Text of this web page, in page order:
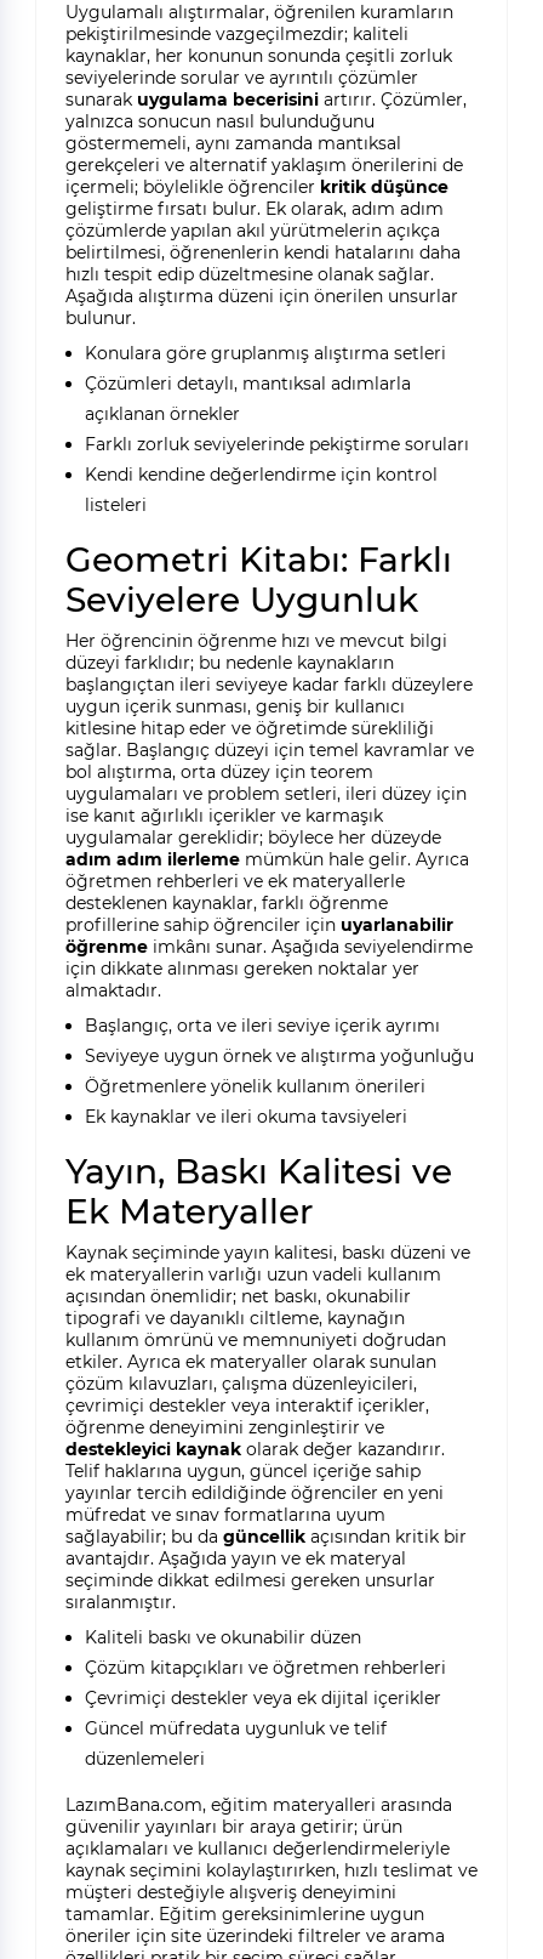
Uygulamalı alıştırmalar, öğrenilen kuramların
pekiştirilmesinde vazgeçilmezdir; kaliteli
kaynaklar, her konunun sonunda çeşitli zorluk
seviyelerinde sorular ve ayrıntılı çözümler
sunarak uygulama becerisiniartırır. Çözümler,
yalnızca sonucun nasıl bulunduğunu
göstermemeli, aynı zamanda mantıksal
gerekçeleri ve alternatif yaklaşım önerilerini de
içermeli; böylelikle öğrenciler kritik düşünce
geliştirme fırsatı bulur. Ek olarak, adım adım
çözümlerde yapılan akıl yürütmelerin açıkça
belirtilmesi, öğrenenlerin kendi hatalarını daha
hızlı tespit edip düzeltmesine olanak sağlar.
Aşağıda alıştırma düzeni için önerilen unsurlar
bulunur.
Konulara göre gruplanmış alıştırma setleri
Çözümleri detaylı, mantıksal adımlarla
açıklanan örnekler
Farklı zorluk seviyelerinde pekiştirme soruları
Kendi kendine değerlendirme için kontrol
listeleri
Geometri Kitabı: Farklı
Seviyelere Uygunluk
Her öğrencinin öğrenme hızı ve mevcut bilgi
düzeyi farklıdır; bu nedenle kaynakların
başlangıçtan ileri seviyeye kadar farklı düzeylere
uygun içerik sunması, geniş bir kullanıcı
kitlesine hitap eder ve öğretimde sürekliliği
sağlar. Başlangıç düzeyi için temel kavramlar ve
bol alıştırma, orta düzey için teorem
uygulamaları ve problem setleri, ileri düzey için
ise kanıt ağırlıklı içerikler ve karmaşık
uygulamalar gereklidir; böylece her düzeyde
adım adım ilerlememümkün hale gelir. Ayrıca
öğretmen rehberleri ve ek materyallerle
desteklenen kaynaklar, farklı öğrenme
profillerine sahip öğrenciler için uyarlanabilir
öğrenmeimkânı sunar. Aşağıda seviyelendirme
için dikkate alınması gereken noktalar yer
almaktadır.
Başlangıç, orta ve ileri seviye içerik ayrımı
Seviyeye uygun örnek ve alıştırma yoğunluğu
Öğretmenlere yönelik kullanım önerileri
Ek kaynaklar ve ileri okuma tavsiyeleri
Yayın, Baskı Kalitesi ve
Ek Materyaller
Kaynak seçiminde yayın kalitesi, baskı düzeni ve
ek materyallerin varlığı uzun vadeli kullanım
açısından önemlidir; net baskı, okunabilir
tipografi ve dayanıklı ciltleme, kaynağın
kullanım ömrünü ve memnuniyeti doğrudan
etkiler. Ayrıca ek materyaller olarak sunulan
çözüm kılavuzları, çalışma düzenleyicileri,
çevrimiçi destekler veya interaktif içerikler,
öğrenme deneyimini zenginleştirir ve
destekleyici kaynakolarak değer kazandırır.
Telif haklarına uygun, güncel içeriğe sahip
yayınlar tercih edildiğinde öğrenciler en yeni
müfredat ve sınav formatlarına uyum
sağlayabilir; bu da güncellikaçısından kritik bir
avantajdır. Aşağıda yayın ve ek materyal
seçiminde dikkat edilmesi gereken unsurlar
sıralanmıştır.
Kaliteli baskı ve okunabilir düzen
Çözüm kitapçıkları ve öğretmen rehberleri
Çevrimiçi destekler veya ek dijital içerikler
Güncel müfredata uygunluk ve telif
düzenlemeleri
LazımBana.com, eğitim materyalleri arasında
güvenilir yayınları bir araya getirir; ürün
açıklamaları ve kullanıcı değerlendirmeleriyle
kaynak seçimini kolaylaştırırken, hızlı teslimat ve
müşteri desteğiyle alışveriş deneyimini
tamamlar. Eğitim gereksinimlerine uygun
öneriler için site üzerindeki filtreler ve arama